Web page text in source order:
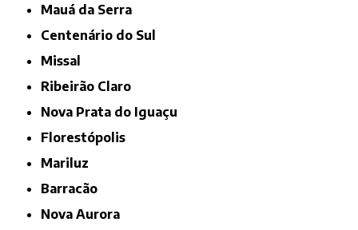
Mauá da Serra
Centenário do Sul
Missal
Ribeirão Claro
Nova Prata do Iguaçu
Florestópolis
Mariluz
Barracão
Nova Aurora